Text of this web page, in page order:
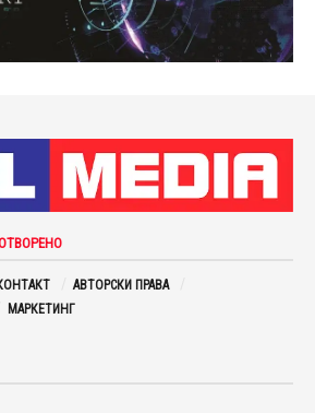
АВТОРСКИ ПРАВА
МАРКЕТИНГ